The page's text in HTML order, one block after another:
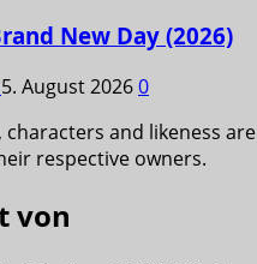
New Day (2026)
5. August 20260
characters and likeness are
respective owners.
von